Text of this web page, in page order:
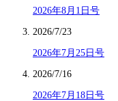
2026年8月1日号
2026/7/23
2026年7月25日号
2026/7/16
2026年7月18日号